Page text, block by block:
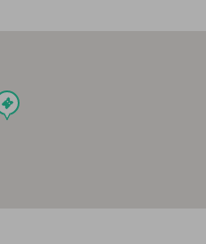
events